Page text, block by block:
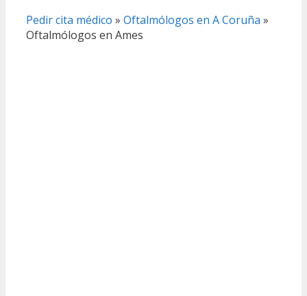
Pedir cita médico » Oftalmólogos en A Coruña »
Oftalmólogos en Ames